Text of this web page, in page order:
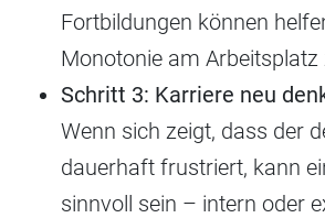
Fortbildungen können
Monotonie am
Schritt 3: Karriere neu
Wenn sich zeigt, dass der
dauerhaft frustriert, kann
sinnvoll sein – intern oder